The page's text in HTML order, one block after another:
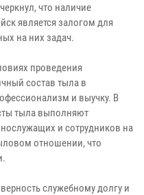
что наличие
является залогом для
на них задач.
проведения
состав тыла в
и выучку. В
тыла выполняют
и сотрудников на
отношении, что
служебному долгу и